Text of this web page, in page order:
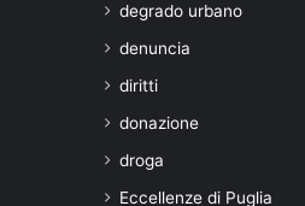
degrado urbano
denuncia
diritti
donazione
droga
Eccellenze di Puglia